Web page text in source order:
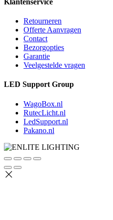
Klantenservice
Retourneren
Offerte Aanvragen
Contact
Bezorgopties
Garantie
Veelgestelde vragen
LED Support Group
WagoBox.nl
RutecLicht.nl
LedSupport.nl
Pakano.nl